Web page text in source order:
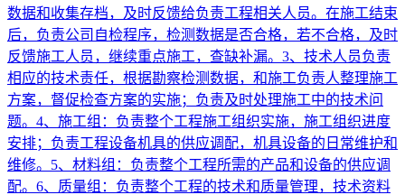
数据和收集存档，及时反馈给负责工程相关人员。在施工结束
后，负责公司自检程序，检测数据是否合格，若不合格，及时
反馈施工人员，继续重点施工，查缺补漏。3、技术人员负责
相应的技术责任，根据勘察检测数据，和施工负责人整理施工
方案，督促检查方案的实施；负责及时处理施工中的技术问
题。4、施工组：负责整个工程施工组织实施，施工组织进度
安排；负责工程设备机具的供应调配，机具设备的日常维护和
维修。5、材料组：负责整个工程所需的产品和设备的供应调
配。6、质量组：负责整个工程的技术和质量管理，技术资料